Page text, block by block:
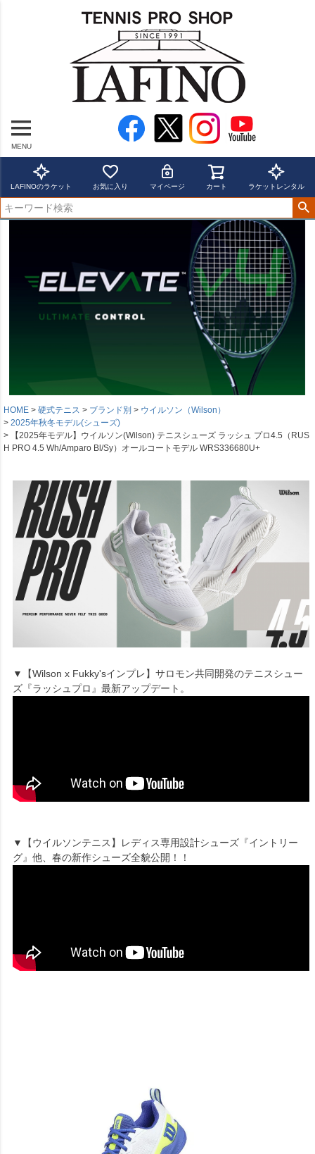
MENU
LAFINOのラケット お気に入り マイページ カート ラケットレンタル
HOME 硬式テニス ブランド別
ウイルソン（Wilson）
2025年秋冬モデル(シューズ)
【2025年モデル】ウイルソン(Wilson) テニスシューズ ラッシュ プロ4.5（RUS
H PRO 4.5 Wh/Amparo Bl/Sy）オールコートモデル WRS336680U+
▼【Wilson x Fukky'sインプレ】サロモン共同開発のテニスシュー
ズ『ラッシュプロ』最新アップデート。
▼【ウイルソンテニス】レディス専用設計シューズ『イントリー
グ』他、春の新作シューズ全貌公開！！